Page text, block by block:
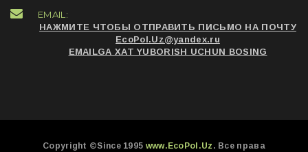
EMAIL:
НАЖМИТЕ ЧТОБЫ ОТПРАВИТЬ ПИСЬМО НА ПОЧТУ
EcoPol.Uz@yandex.ru
EMAILGA XAT YUBORISH UCHUN BOSING
Copyright ©Since 1995 www.EcoPol.Uz . Все права